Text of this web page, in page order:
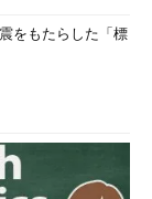
をもたらした「標